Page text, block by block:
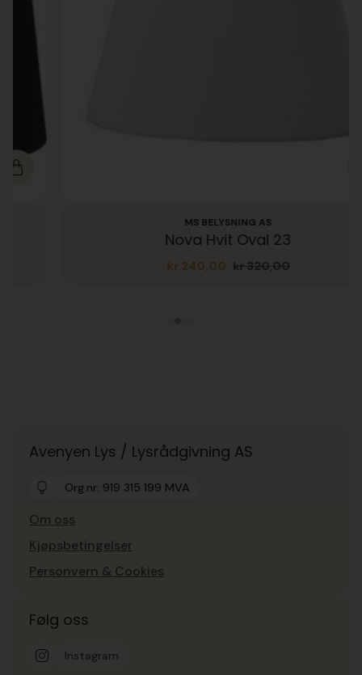
MS BELYSNING AS
Nova Hvit Oval 23
kr320,00
Opprinnelig
240,00Nåværende
Avenyen Lys / Lysrådgivning AS
Org.nr: 919 315 199 MVA
Om oss
Kjøpsbetingelser
Personvern & Cookies
Følg oss
Instagram